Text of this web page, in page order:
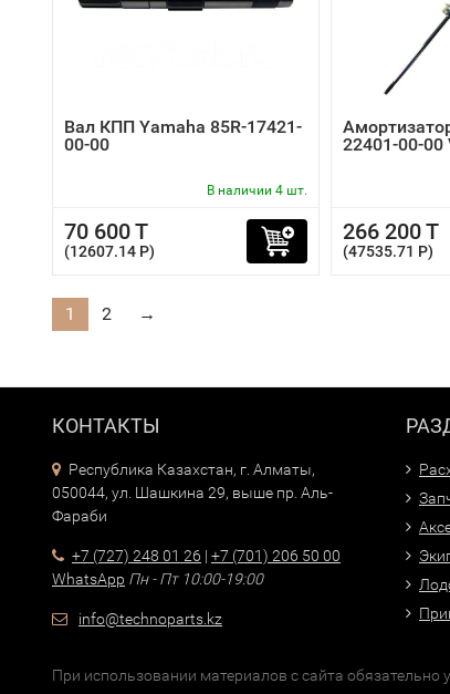
Вал КПП Yamaha 85R-17421-
00-00
В наличии 4 шт.
70 600 T
(12607.14 P)
22401-00-00
266 200 T
(47535.71 P)
1 2 →
КОНТАКТЫ
Республика Казахстан, г. Алматы,
050044, ул. Шашкина 29, выше пр. Аль-
Фараби
+7 (727) 248 01 26 | +7 (701) 206 50 00
WhatsApp Пн - Пт 10:00-19:00
info@technoparts.kz
При использовании материалов с сайта